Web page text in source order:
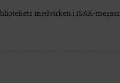
medvirken i ISAK-